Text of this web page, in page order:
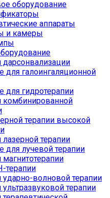
оборудование
аппараты
и камеры
для галоингаляционной
для гидротерапии
комбинированной
терапии высокой
терапии
для лучевой терапии
терапии
волновой терапии
терапии